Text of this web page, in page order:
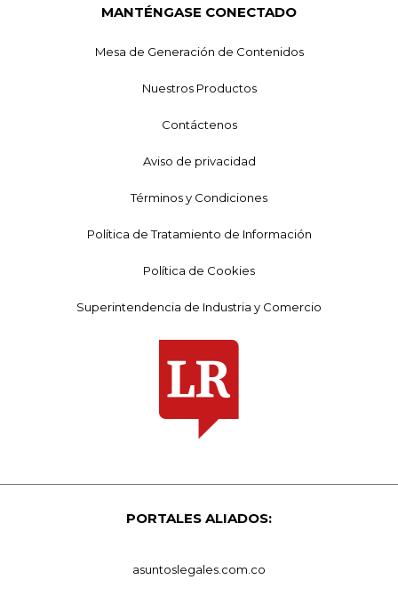
MANTÉNGASE CONECTADO
Mesa de Generación de Contenidos
Nuestros Productos
Contáctenos
Aviso de privacidad
Términos y Condiciones
Política de Tratamiento de Información
Política de Cookies
Superintendencia de Industria y Comercio
PORTALES ALIADOS:
asuntoslegales.com.co